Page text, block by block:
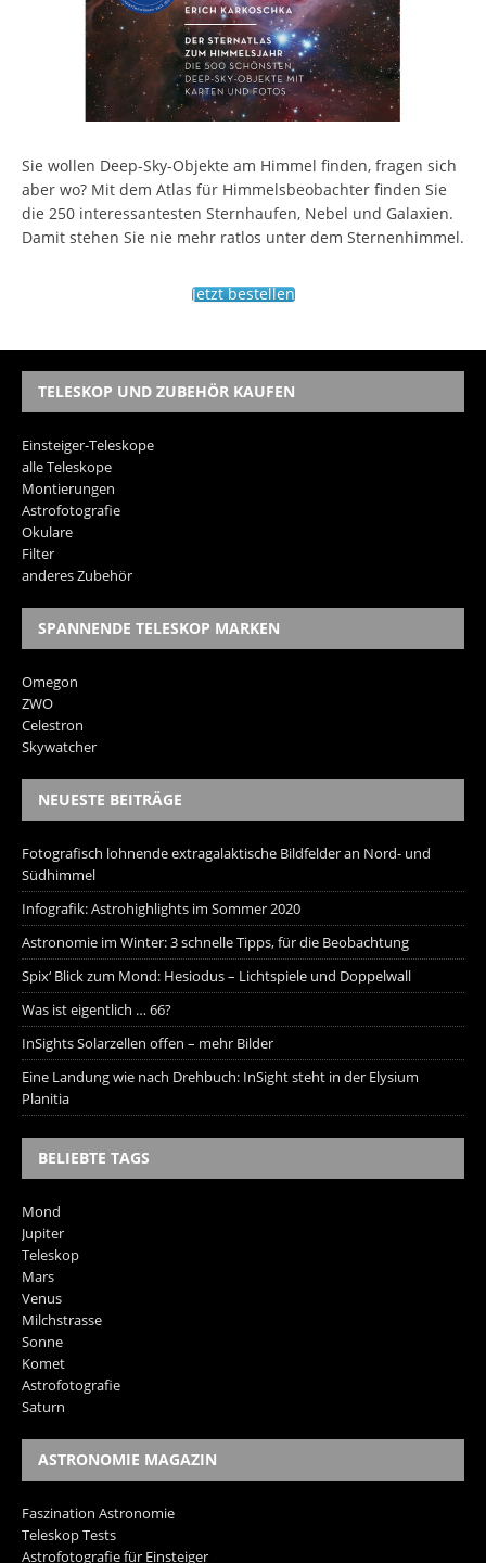
Sie wollen Deep-Sky-Objekte am Himmel finden, fragen sich
aber wo? Mit dem Atlas für Himmelsbeobachter finden Sie
die 250 interessantesten Sternhaufen, Nebel und Galaxien.
Damit stehen Sie nie mehr ratlos unter dem Sternenhimmel.
Jetzt bestellen
TELESKOP UND ZUBEHÖR KAUFEN
Einsteiger-Teleskope
alle Teleskope
Montierungen
Astrofotografie
Okulare
Filter
anderes Zubehör
SPANNENDE TELESKOP MARKEN
Omegon
ZWO
Celestron
Skywatcher
NEUESTE BEITRÄGE
Fotografisch lohnende extragalaktische Bildfelder an Nord- und
Südhimmel
Infografik: Astrohighlights im Sommer 2020
Astronomie im Winter: 3 schnelle Tipps, für die Beobachtung
Spix‘ Blick zum Mond: Hesiodus – Lichtspiele und Doppelwall
Was ist eigentlich … 66?
InSights Solarzellen offen – mehr Bilder
Eine Landung wie nach Drehbuch: InSight steht in der Elysium
Planitia
BELIEBTE TAGS
Mond
Jupiter
Teleskop
Mars
Venus
Milchstrasse
Sonne
Komet
Astrofotografie
Saturn
ASTRONOMIE MAGAZIN
Faszination Astronomie
Teleskop Tests
Astrofotografie für Einsteiger